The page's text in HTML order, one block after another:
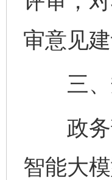
审意见
三、
政务部
智能大